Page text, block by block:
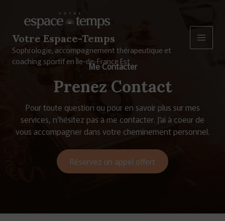
contenu
Votre Espace-Temps
Sophrologie, accompagnement thérapeutique et
coaching sportif en Île-de-France Est
Me Contacter
Prenez Contact
Pour toute question ou pour en savoir plus sur mes
services, n’hésitez pas à me contacter. J’ai à coeur de
vous accompagner dans votre cheminement personnel.
Réservez un appel offert